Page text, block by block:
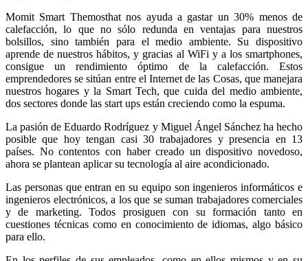
Momit Smart Themosthat nos ayuda a gastar un 30% menos de
calefacción, lo que no sólo redunda en ventajas para nuestros
bolsillos, sino también para el medio ambiente. Su dispositivo
aprende de nuestros hábitos, y gracias al WiFi y a los smartphones,
consigue un rendimiento óptimo de la calefacción. Estos
emprendedores se sitúan entre el Internet de las Cosas, que manejara
nuestros hogares y la Smart Tech, que cuida del medio ambiente,
dos sectores donde las start ups están creciendo como la espuma.
La pasión de Eduardo Rodríguez y Miguel Ángel Sánchez ha hecho
posible que hoy tengan casi 30 trabajadores y presencia en 13
países. No contentos con haber creado un dispositivo novedoso,
ahora se plantean aplicar su tecnología al aire acondicionado.
Las personas que entran en su equipo son ingenieros informáticos e
ingenieros electrónicos, a los que se suman trabajadores comerciales
y de marketing. Todos prosiguen con su formación tanto en
cuestiones técnicas como en conocimiento de idiomas, algo básico
para ello.